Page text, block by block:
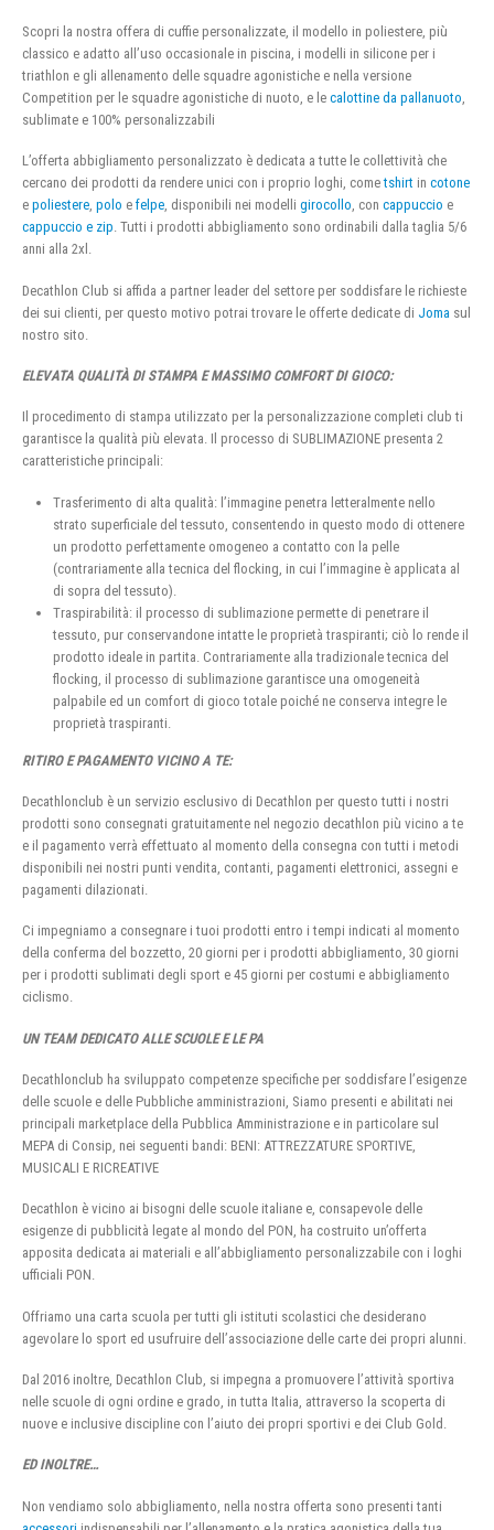
Scopri la nostra offera di cuffie personalizzate, il modello in poliestere, più
classico e adatto all’uso occasionale in piscina, i modelli in silicone per i
triathlon e gli allenamento delle squadre agonistiche e nella versione
Competition per le squadre agonistiche di nuoto, e le calottine da pallanuoto,
sublimate e 100% personalizzabili
L’offerta abbigliamento personalizzato è dedicata a tutte le collettività che
cercano dei prodotti da rendere unici con i proprio loghi, cometshirt in cotone
e poliestere, polo e felpe, disponibili nei modelli girocollo, con cappuccio e
cappuccio e zip. Tutti i prodotti abbigliamento sono ordinabili dalla taglia 5/6
anni alla 2xl.
Decathlon Club si affida a partner leader del settore per soddisfare le richieste
dei sui clienti, per questo motivo potrai trovare le offerte dedicate di Joma sul
nostro sito.
ELEVATA QUALITÀ DI STAMPA E MASSIMO COMFORT DI GIOCO:
Il procedimento di stampa utilizzato per la personalizzazione completi club ti
garantisce la qualità più elevata. Il processo di SUBLIMAZIONE presenta 2
caratteristiche principali:
Trasferimento di alta qualità: l’immagine penetra letteralmente nello
strato superficiale del tessuto, consentendo in questo modo di ottenere
un prodotto perfettamente omogeneo a contatto con la pelle
(contrariamente alla tecnica del flocking, in cui l’immagine è applicata al
di sopra del tessuto).
Traspirabilità: il processo di sublimazione permette di penetrare il
tessuto, pur conservandone intatte le proprietà traspiranti; ciò lo rende il
prodotto ideale in partita. Contrariamente alla tradizionale tecnica del
flocking, il processo di sublimazione garantisce una omogeneità
palpabile ed un comfort di gioco totale poiché ne conserva integre le
proprietà traspiranti.
RITIRO E PAGAMENTO VICINO A TE:
Decathlonclub è un servizio esclusivo di Decathlon per questo tutti i nostri
prodotti sono consegnati gratuitamente nel negozio decathlon più vicino a te
e il pagamento verrà effettuato al momento della consegna con tutti i metodi
disponibili nei nostri punti vendita, contanti, pagamenti elettronici, assegni e
pagamenti dilazionati.
Ci impegniamo a consegnare i tuoi prodotti entro i tempi indicati al momento
della conferma del bozzetto, 20 giorni per i prodotti abbigliamento, 30 giorni
per i prodotti sublimati degli sport e 45 giorni per costumi e abbigliamento
ciclismo.
UN TEAM DEDICATO ALLE SCUOLE E LE PA
Decathlonclub ha sviluppato competenze specifiche per soddisfare l’esigenze
delle scuole e delle Pubbliche amministrazioni, Siamo presenti e abilitati nei
principali marketplace della Pubblica Amministrazione e in particolare sul
MEPA di Consip, nei seguenti bandi: BENI: ATTREZZATURE SPORTIVE,
MUSICALI E RICREATIVE
Decathlon è vicino ai bisogni delle scuole italiane e, consapevole delle
esigenze di pubblicità legate al mondo del PON, ha costruito un’offerta
apposita dedicata ai materiali e all’abbigliamento personalizzabile con i loghi
ufficiali PON.
Offriamo una carta scuola per tutti gli istituti scolastici che desiderano
agevolare lo sport ed usufruire dell’associazione delle carte dei propri alunni.
Dal 2016 inoltre, Decathlon Club, si impegna a promuovere l’attività sportiva
nelle scuole di ogni ordine e grado, in tutta Italia, attraverso la scoperta di
nuove e inclusive discipline con l’aiuto dei propri sportivi e dei Club Gold.
ED INOLTRE…
Non vendiamo solo abbigliamento, nella nostra offerta sono presenti tanti